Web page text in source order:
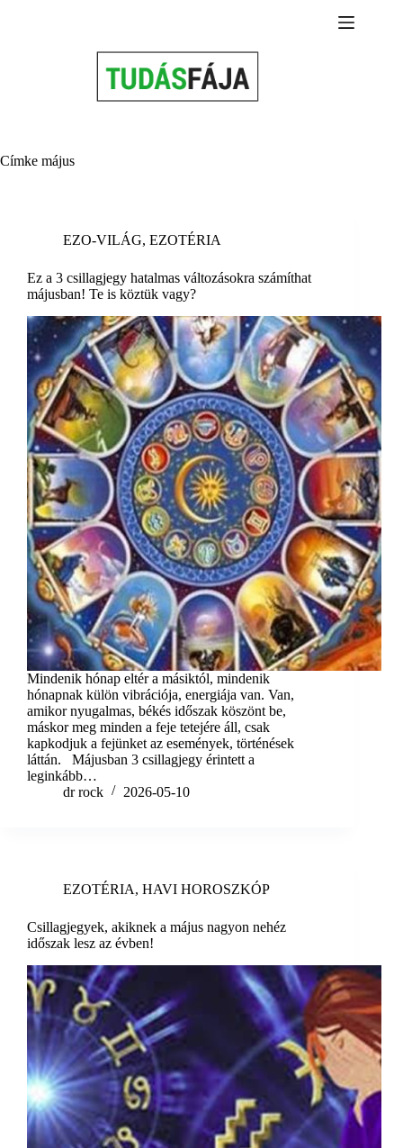
Címke május
EZO-VILÁG, EZOTÉRIA
Ez a 3 csillagjegy hatalmas változásokra számíthat
májusban! Te is köztük vagy?
Mindenik hónap eltér a másiktól, mindenik
hónapnak külön vibrációja, energiája van. Van,
amikor nyugalmas, békés időszak köszönt be,
máskor meg minden a feje tetejére áll, csak
kapkodjuk a fejünket az események, történések
láttán. Májusban 3 csillagjegy érintett a
leginkább…
dr rock
2026-05-10
EZOTÉRIA, HAVI HOROSZKÓP
Csillagjegyek, akiknek a május nagyon nehéz
időszak lesz az évben!